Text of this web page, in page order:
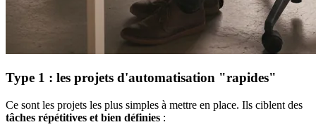
Type 1 : les projets d'automatisation "rapides"
Ce sont les projets les plus simples à mettre en place. Ils ciblent des
tâches répétitives et bien définies :